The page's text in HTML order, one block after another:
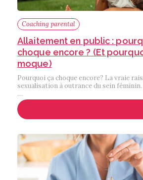
Coaching parental
Allaitement en public :
choque encore ? (Et
moque)
Pourquoi ça choque encore? La vraie
sexualisation à outrance du sein
…